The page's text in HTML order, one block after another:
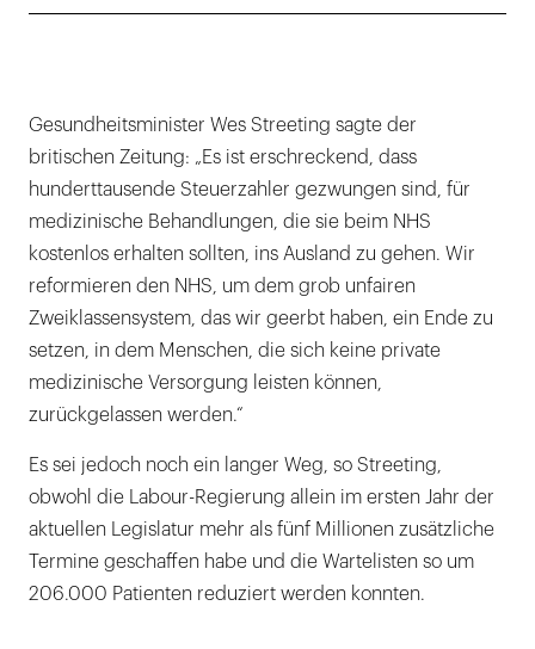
Gesundheitsminister Wes Streeting sagte der
britischen Zeitung: „Es ist erschreckend, dass
hunderttausende Steuerzahler gezwungen sind, für
medizinische Behandlungen, die sie beim NHS
kostenlos erhalten sollten, ins Ausland zu gehen. Wir
reformieren den NHS, um dem grob unfairen
Zweiklassensystem, das wir geerbt haben, ein Ende zu
setzen, in dem Menschen, die sich keine private
medizinische Versorgung leisten können,
zurückgelassen werden.“
Es sei jedoch noch ein langer Weg, so Streeting,
obwohl die Labour-Regierung allein im ersten Jahr der
aktuellen Legislatur mehr als fünf Millionen zusätzliche
Termine geschaffen habe und die Wartelisten so um
206.000 Patienten reduziert werden konnten.